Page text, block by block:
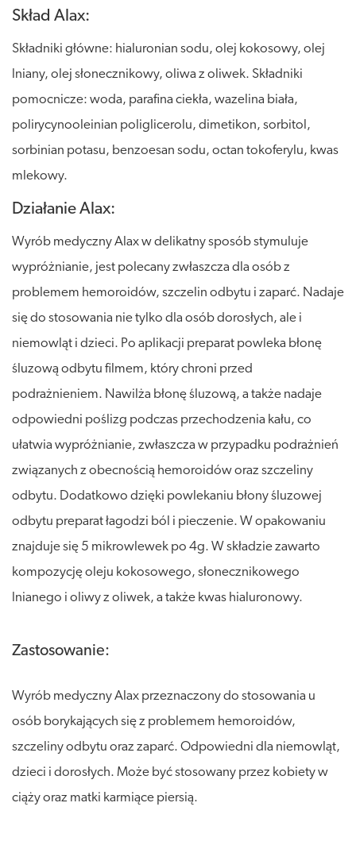
Skład Alax:
Składniki główne: hialuronian sodu, olej kokosowy, olej
lniany, olej słonecznikowy, oliwa z oliwek. Składniki
pomocnicze: woda, parafina ciekła, wazelina biała,
polirycynooleinian poliglicerolu, dimetikon, sorbitol,
sorbinian potasu, benzoesan sodu, octan tokoferylu, kwas
mlekowy.
Działanie Alax:
Wyrób medyczny Alax w delikatny sposób stymuluje
wypróżnianie, jest polecany zwłaszcza dla osób z
problemem hemoroidów, szczelin odbytu i zaparć. Nadaje
się do stosowania nie tylko dla osób dorosłych, ale i
niemowląt i dzieci. Po aplikacji preparat powleka błonę
śluzową odbytu filmem, który chroni przed
podrażnieniem. Nawilża błonę śluzową, a także nadaje
odpowiedni poślizg podczas przechodzenia kału, co
ułatwia wypróżnianie, zwłaszcza w przypadku podrażnień
związanych z obecnością hemoroidów oraz szczeliny
odbytu. Dodatkowo dzięki powlekaniu błony śluzowej
odbytu preparat łagodzi ból i pieczenie. W opakowaniu
znajduje się 5 mikrowlewek po 4g. W składzie zawarto
kompozycję oleju kokosowego, słonecznikowego
lnianego i oliwy z oliwek, a także kwas hialuronowy.
Zastosowanie:
Wyrób medyczny Alax przeznaczony do stosowania u
osób borykających się z problemem hemoroidów,
szczeliny odbytu oraz zaparć. Odpowiedni dla niemowląt,
dzieci i dorosłych. Może być stosowany przez kobiety w
ciąży oraz matki karmiące piersią.